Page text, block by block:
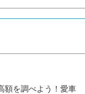
額を調べよう！愛車